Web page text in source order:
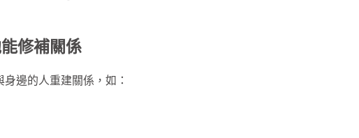
修補關係
邊的人重建關係，如：